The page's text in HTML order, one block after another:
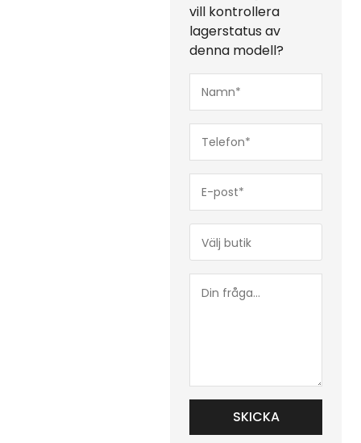
vill kontrollera
lagerstatus av
denna modell?
post*
(Obligatoriskt)
(Obligatoriskt)
fråga...